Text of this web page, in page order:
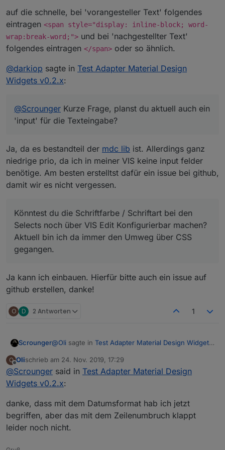
auf die schnelle, bei 'vorangesteller Text' folgendes
eintragen <span style="display: inline-block; word-
wrap:break-word;"> und bei 'nachgestellter Text'
folgendes eintragen </span> oder so ähnlich.
@darkiop sagte in Test Adapter Material Design
Widgets v0.2.x:
@Scrounger Kurze Frage, planst du aktuell auch ein
'input' für die Texteingabe?
Ja, da es bestandteil der mdc lib ist. Allerdings ganz
niedrige prio, da ich in meiner VIS keine input felder
benötige. Am besten erstelltst dafür ein issue bei github,
damit wir es nicht vergessen.
Könntest du die Schriftfarbe / Schriftart bei den
Selects noch über VIS Edit Konfigurierbar machen?
Aktuell bin ich da immer den Umweg über CSS
gegangen.
Ja kann ich einbauen. Hierfür bitte auch ein issue auf
github erstellen, danke!
O D 2 Antworten 1
Scrounger@Oli sagte in Test Adapter Material Design Widgets
@Scrounger
sorry, aber ich habe mir deinen Link zig mal
Horizont dafür nicht aus. Wäre nett wenn du
mir da etwas unter die Arme greifen könntest.
folgendes ist ja standardmäßig eingestellt:
            {
"millisecond":
"second":
Wnn du jetzt z.B. als Timeinterval 1 Stunde
O
Offline
Olischrieb am 24. Nov. 2019, 17:29
zuletzt editiert von
@Scrounger said in Test Adapter Material Design
Widgets v0.2.x:
danke, dass mit dem Datumsformat hab ich jetzt
begriffen, aber das mit dem Zeilenumbruch klappt
leider noch nicht.